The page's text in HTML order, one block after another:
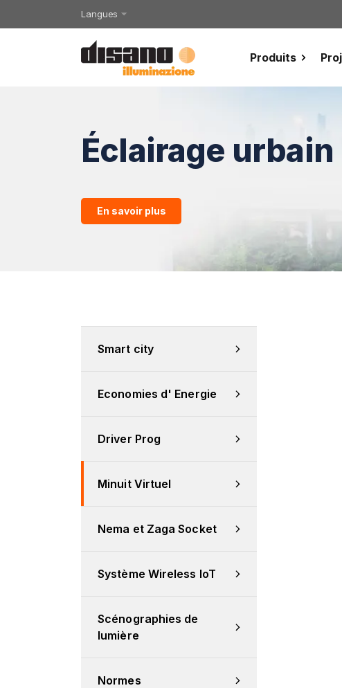
Langues
Produits
Éclairage urbain
En savoir plus
Smart city
Economies d' Energie
Driver Prog
Minuit Virtuel
Nema et Zaga Socket
Système Wireless IoT
Scénographies de
lumière
Normes